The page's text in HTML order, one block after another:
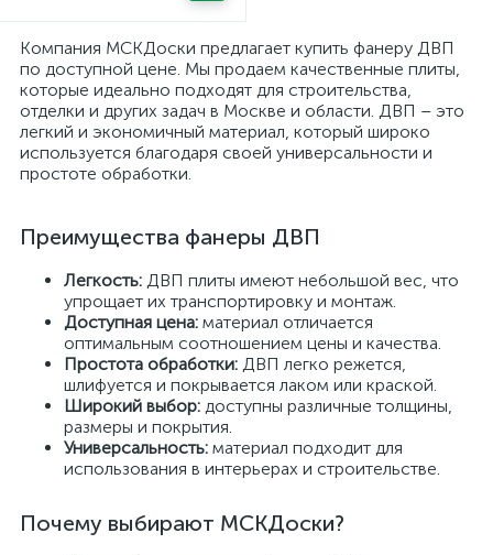
Компания МСКДоски предлагает купить фанеру ДВП
по доступной цене. Мы продаем качественные плиты,
которые идеально подходят для строительства,
отделки и других задач в Москве и области. ДВП – это
легкий и экономичный материал, который широко
используется благодаря своей универсальности и
простоте обработки.
Преимущества фанеры ДВП
Легкость: ДВП плиты имеют небольшой вес, что
упрощает их транспортировку и монтаж.
Доступная цена: материал отличается
оптимальным соотношением цены и качества.
Простота обработки: ДВП легко режется,
шлифуется и покрывается лаком или краской.
Широкий выбор: доступны различные толщины,
размеры и покрытия.
Универсальность: материал подходит для
использования в интерьерах и строительстве.
Почему выбирают МСКДоски?